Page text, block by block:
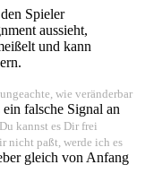
Spieler
aussieht,
und kann
wie veränderbar
falsche Signal an
kannst es Dir frei
nicht paßt, werde ich es
gleich von Anfang